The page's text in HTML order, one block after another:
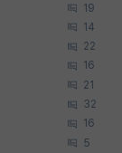
19
14
22
16
21
32
16
5